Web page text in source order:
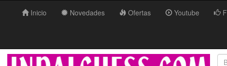
Inicio Novedades Ofertas Youtube